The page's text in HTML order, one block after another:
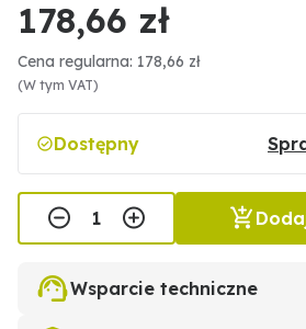
178,66 zł
Cena regularna: 178,66 zł
(W tym VAT)
Dostępny
Wsparcie techniczne